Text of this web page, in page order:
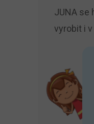
JUNA se
vyrobit i